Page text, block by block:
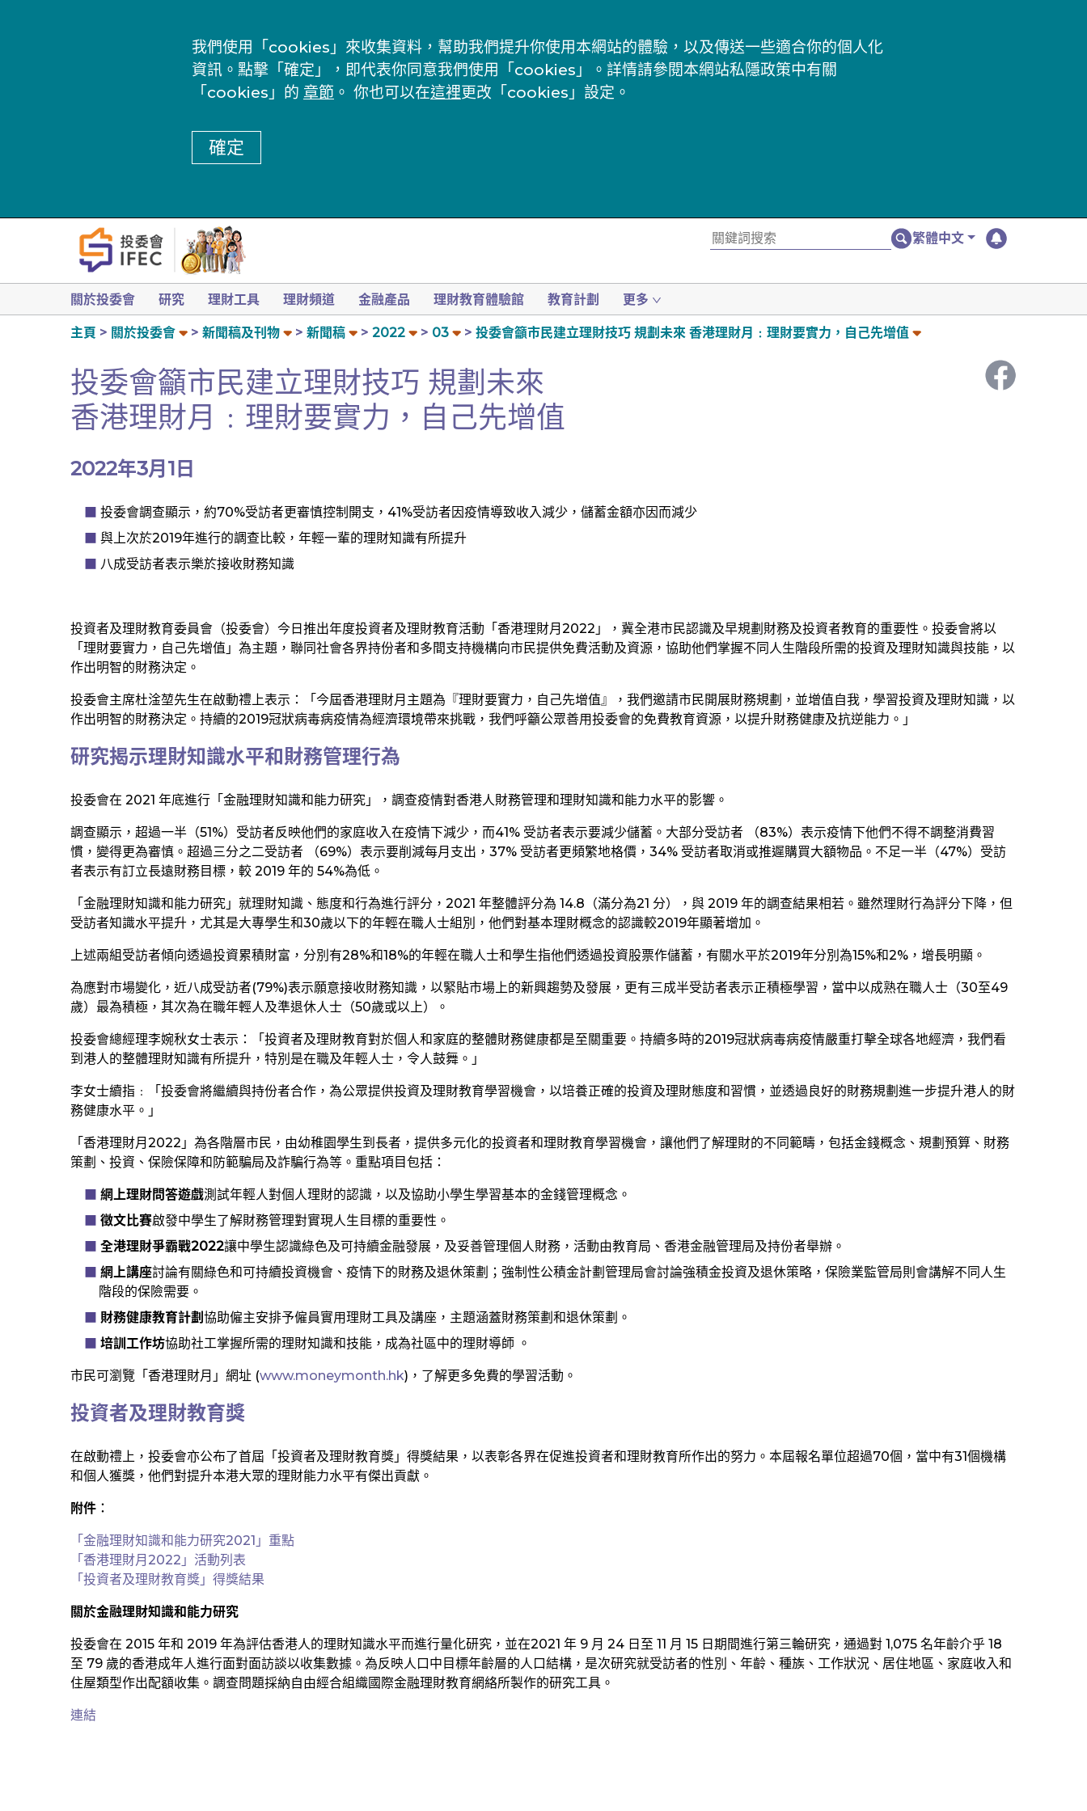
我們使用「cookies」來收集資料，幫助我們提升你使用本網站的體驗，以及傳送一些適合你的個人化
資訊。點擊「確定」，即代表你同意我們使用「cookies」。詳情請參閱本網站私隱政策中有關
「cookies」的 章節 。 你也可以在這裡更改「cookies」設定。
確定
繁體中文
關於投委會 研究 理財工具 理財頻道 金融產品 理財教育體驗館 教育計劃 更多
主頁 關於投委會 新聞稿及刊物 新聞稿 2022 03 投委會籲市民建立理財技巧 規劃未來 香港理財月﹕理財要實力，自己先增值
投委會籲市民建立理財技巧 規劃未來
香港理財月﹕理財要實力，自己先增值
2022年3月1日
投委會調查顯示，約70%受訪者更審慎控制開支，41%受訪者因疫情導致收入減少，儲蓄金額亦因而減少
與上次於2019年進行的調查比較，年輕一輩的理財知識有所提升
八成受訪者表示樂於接收財務知識
投資者及理財教育委員會（投委會）今日推出年度投資者及理財教育活動「香港理財月2022」，冀全港市民認識及早規劃財務及投資者教育的重要性。投委會將以
「理財要實力，自己先增值」為主題，聯同社會各界持份者和多間支持機構向市民提供免費活動及資源，協助他們掌握不同人生階段所需的投資及理財知識與技能，以
作出明智的財務決定。
投委會主席杜淦堃先生在啟動禮上表示：「今屆香港理財月主題為『理財要實力，自己先增值』，我們邀請市民開展財務規劃，並增值自我，學習投資及理財知識，以
作出明智的財務決定。持續的2019冠狀病毒病疫情為經濟環境帶來挑戰，我們呼籲公眾善用投委會的免費教育資源，以提升財務健康及抗逆能力。」
研究揭示理財知識水平和財務管理行為
投委會在 2021 年底進行「金融理財知識和能力研究」，調查疫情對香港人財務管理和理財知識和能力水平的影響。
調查顯示，超過一半（51%）受訪者反映他們的家庭收入在疫情下減少，而41% 受訪者表示要減少儲蓄。大部分受訪者 （83%）表示疫情下他們不得不調整消費習
慣，變得更為審慎。超過三分之二受訪者 （69%）表示要削減每月支出，37% 受訪者更頻繁地格價，34% 受訪者取消或推遲購買大額物品。不足一半（47%）受訪
者表示有訂立長遠財務目標，較 2019 年的 54%為低。
「金融理財知識和能力研究」就理財知識、態度和行為進行評分，2021 年整體評分為 14.8（滿分為21 分），與 2019 年的調查結果相若。雖然理財行為評分下降，但
受訪者知識水平提升，尤其是大專學生和30歲以下的年輕在職人士組別，他們對基本理財概念的認識較2019年顯著增加。
上述兩組受訪者傾向透過投資累積財富，分別有28%和18%的年輕在職人士和學生指他們透過投資股票作儲蓄，有關水平於2019年分別為15%和2%，增長明顯。
為應對市場變化，近八成受訪者(79%)表示願意接收財務知識，以緊貼市場上的新興趨勢及發展，更有三成半受訪者表示正積極學習，當中以成熟在職人士（30至49
歲）最為積極，其次為在職年輕人及準退休人士（50歲或以上）。
投委會總經理李婉秋女士表示：「投資者及理財教育對於個人和家庭的整體財務健康都是至關重要。持續多時的2019冠狀病毒病疫情嚴重打擊全球各地經濟，我們看
到港人的整體理財知識有所提升，特別是在職及年輕人士，令人鼓舞。」
李女士續指﹕「投委會將繼續與持份者合作，為公眾提供投資及理財教育學習機會，以培養正確的投資及理財態度和習慣，並透過良好的財務規劃進一步提升港人的財
務健康水平。」
「香港理財月2022」為各階層市民，由幼稚園學生到長者，提供多元化的投資者和理財教育學習機會，讓他們了解理財的不同範疇，包括金錢概念、規劃預算、財務
策劃、投資、保險保障和防範騙局及詐騙行為等。重點項目包括：
網上理財問答遊戲測試年輕人對個人理財的認識，以及協助小學生學習基本的金錢管理概念。
徵文比賽啟發中學生了解財務管理對實現人生目標的重要性。
全港理財爭霸戰2022讓中學生認識綠色及可持續金融發展，及妥善管理個人財務，活動由教育局、香港金融管理局及持份者舉辦。
網上講座討論有關綠色和可持續投資機會、疫情下的財務及退休策劃；強制性公積金計劃管理局會討論強積金投資及退休策略，保險業監管局則會講解不同人生
階段的保險需要。
財務健康教育計劃 協助僱主安排予僱員實用理財工具及講座，主題涵蓋財務策劃和退休策劃。
培訓工作坊協助社工掌握所需的理財知識和技能，成為社區中的理財導師 。
市民可瀏覽「香港理財月」網址 (www.moneymonth.hk)，了解更多免費的學習活動。
投資者及理財教育獎
在啟動禮上，投委會亦公布了首屆「投資者及理財教育獎」得獎結果，以表彰各界在促進投資者和理財教育所作出的努力。本屆報名單位超過70個，當中有31個機構
和個人獲獎，他們對提升本港大眾的理財能力水平有傑出貢獻。
附件︰
「金融理財知識和能力研究2021」重點
「香港理財月2022」活動列表
「投資者及理財教育獎」得獎結果
關於金融理財知識和能力研究
投委會在 2015 年和 2019 年為評估香港人的理財知識水平而進行量化研究，並在2021 年 9 月 24 日至 11 月 15 日期間進行第三輪研究，通過對 1,075 名年齡介乎 18
至 79 歲的香港成年人進行面對面訪談以收集數據。為反映人口中目標年齡層的人口結構，是次研究就受訪者的性別、年齡、種族、工作狀況、居住地區、家庭收入和
住屋類型作出配額收集。調查問題採納自由經合組織國際金融理財教育網絡所製作的研究工具。
連結